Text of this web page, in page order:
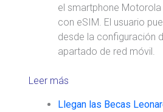
el smartphone
con eSIM. El usuario
desde la configuración
apartado de red móvil.
Leer más
Llegan las Becas